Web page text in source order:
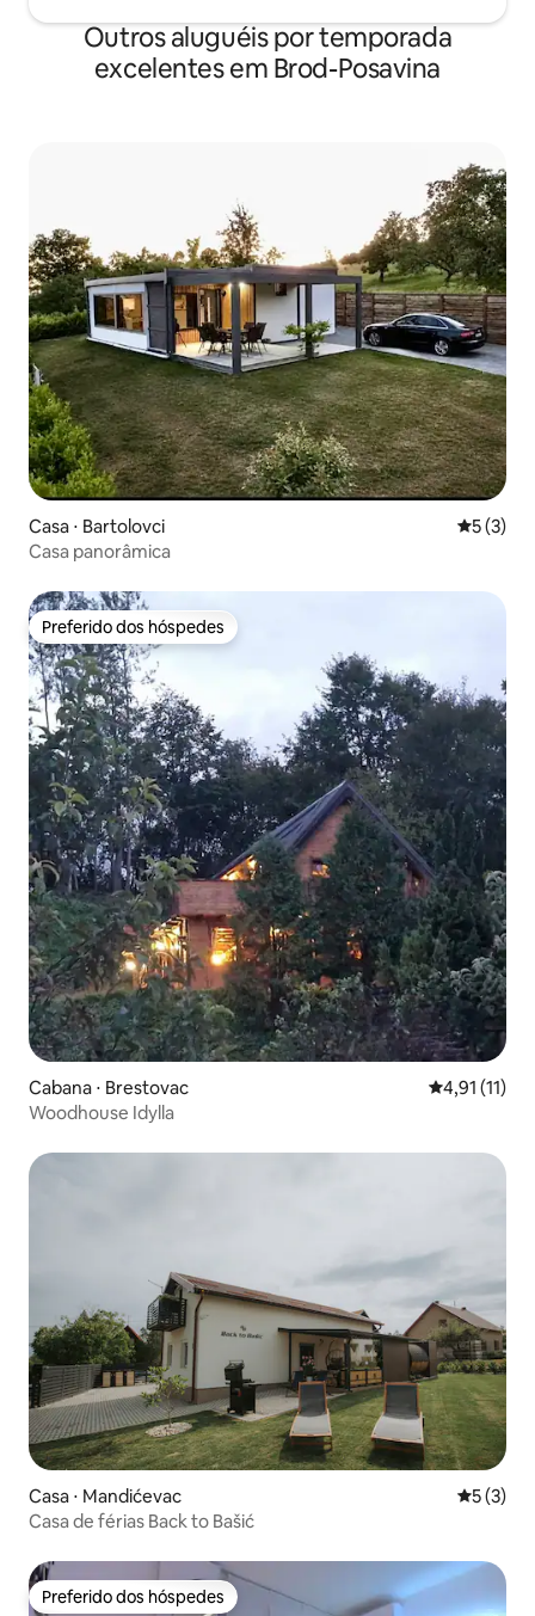
Outros aluguéis por temporada
excelentes em Brod-Posavina
Casa ⋅ Bartolovci 5 de
5 (3)
Casa panorâmica
Preferido dos hóspedes
Preferido dos hóspedes
Cabana ⋅ Brestovac 4,91 de uma
4,91 (11)
Woodhouse Idylla
Casa ⋅ Mandićevac 5 de
5 (3)
Casa de férias Back to Bašić
Preferido dos hóspedes
Preferido dos hóspedes